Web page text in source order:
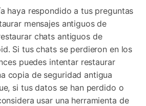
haya respondido a tus preguntas
mensajes antiguos de
chats antiguos de
Si tus chats se perdieron en los
puedes intentar restaurar
copia de seguridad antigua
si tus datos se han perdido o
usar una herramienta de